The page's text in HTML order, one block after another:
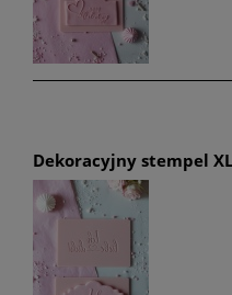
Dekoracyjny stempel